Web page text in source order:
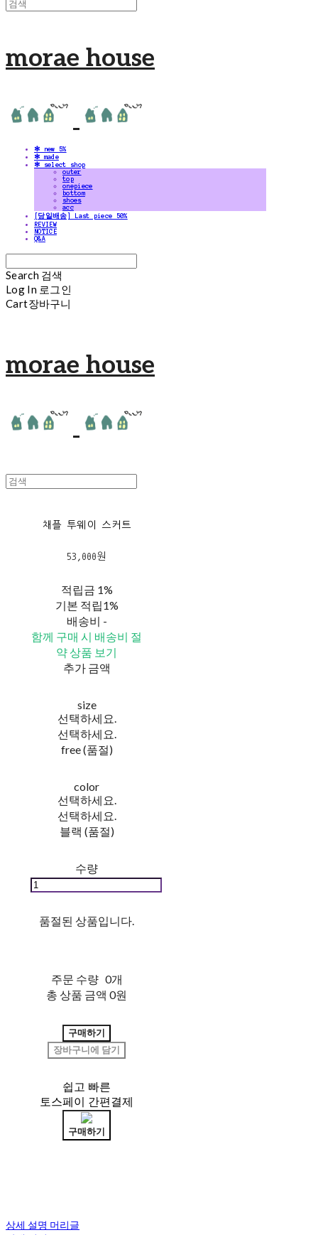
morae house
✻ new 5%
✻ made
✻ select shop
outer
top
onepiece
bottom
shoes
acc
[당일배송] Last piece 50%
REVIEW
NOTICE
Q&A
Search 검색
Log In 로그인
Cart장바구니
morae house
채플 투웨이 스커트
53,000원
적립금 1%
기본 적립1%
배송비 -
함께 구매 시 배송비 절
약 상품 보기
추가 금액
size
선택하세요.
선택하세요.
free (품절)
color
선택하세요.
선택하세요.
블랙 (품절)
수량
품절된 상품입니다.
주문 수량 0개
총 상품 금액 0원
구매하기
장바구니에 담기
쉽고 빠른
토스페이 간편결제
구매하기
상세 설명 머리글